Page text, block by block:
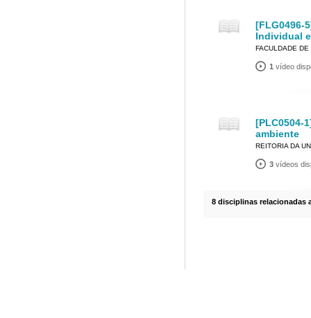
[FLG0496-
Individual
FACULDADE
1 vídeo
[PLC0504-
ambiente
REITORIA DA
3 vídeos
8 disciplinas relacionadas